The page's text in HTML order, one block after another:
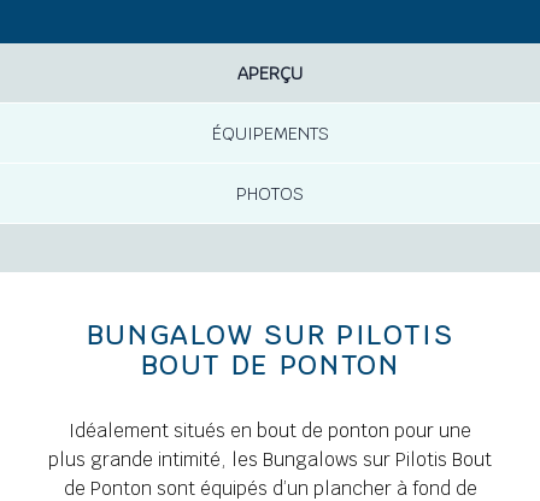
APERÇU
ÉQUIPEMENTS
PHOTOS
BUNGALOW SUR PILOTIS
BOUT DE PONTON
Idéalement situés en bout de ponton pour une
plus grande intimité, les Bungalows sur Pilotis Bout
de Ponton sont équipés d’un plancher à fond de